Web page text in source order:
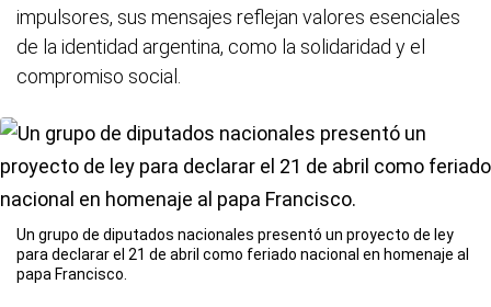
impulsores, sus mensajes reflejan valores esenciales
de la identidad argentina, como la solidaridad y el
compromiso social.
Un grupo de diputados nacionales presentó un proyecto de ley
para declarar el 21 de abril como feriado nacional en homenaje al
papa Francisco.